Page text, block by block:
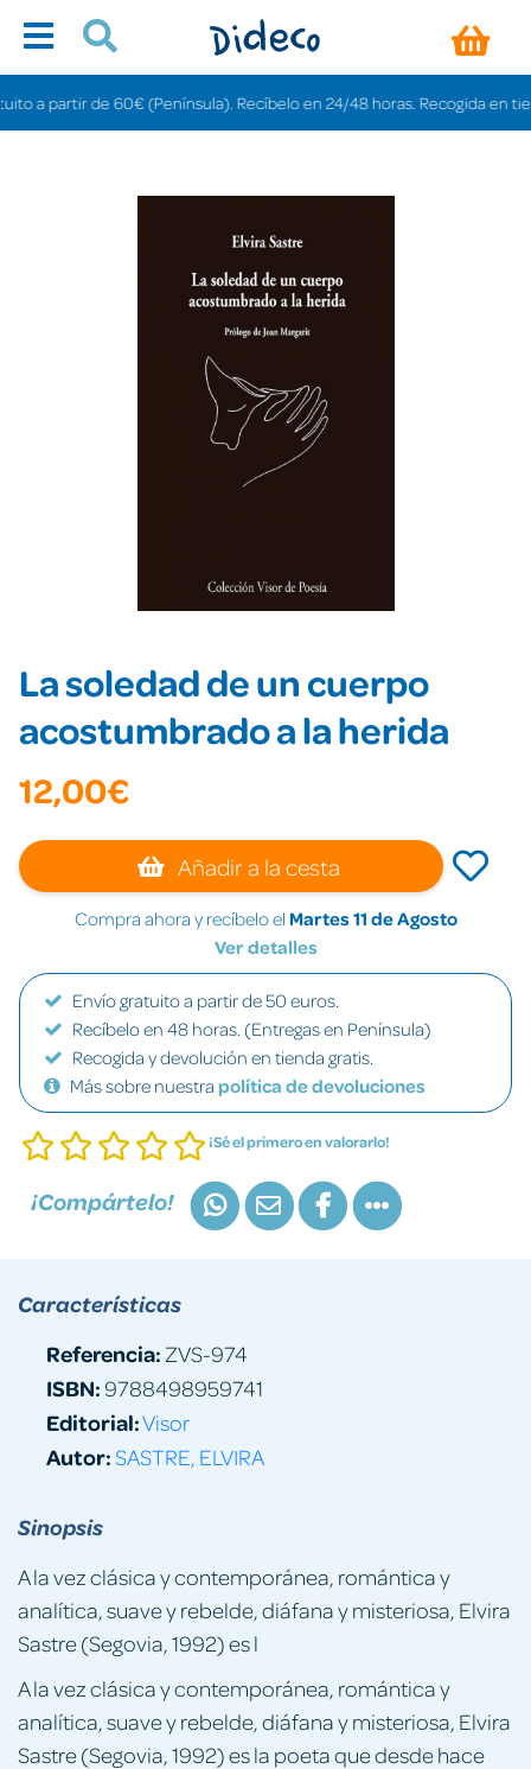
partir de 60€ (Península). Recíbelo en 24/48 horas. Recogida en
La soledad de un cuerpo
acostumbrado a la herida
12,00€
Añadir a la cesta
Compra ahora y recíbelo el Martes 11 de Agosto
Ver detalles
Envío gratuito a partir de 50 euros.
Recíbelo en 48 horas. (Entregas en Península)
Recogida y devolución en tienda gratis.
Más sobre nuestra política de devoluciones
¡Sé el primero en valorarlo!
¡Compártelo!
Sinopsis
A la vez clásica y contemporánea, romántica y
analítica, suave y rebelde, diáfana y misteriosa, Elvira
Sastre (Segovia, 1992) es l
A la vez clásica y contemporánea, romántica y
analítica, suave y rebelde, diáfana y misteriosa, Elvira
Sastre (Segovia, 1992) es la poeta que desde hace
Características
Referencia: ZVS-974
ISBN:9788498959741
Editorial:Visor
Autor:SASTRE, ELVIRA